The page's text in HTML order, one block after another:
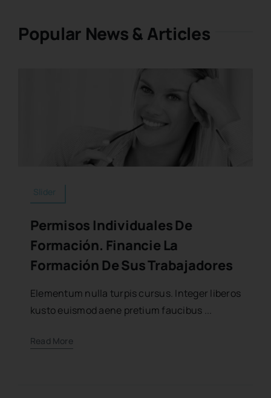
Popular News & Articles
Slider
Permisos Individuales De
Formación. Financie La
Formación De Sus Trabajadores
Elementum nulla turpis cursus. Integer liberos
kusto euismod aene pretium faucibus ...
Read More